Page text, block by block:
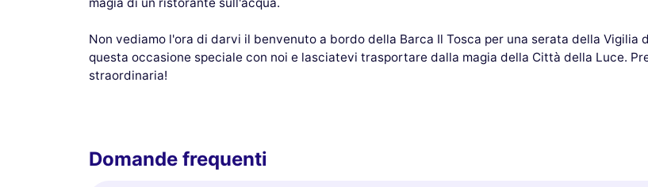
Non vediamo l'ora di darvi il benvenuto a bordo della Barca Il Tosca per una serata della
questa occasione speciale con noi e lasciatevi trasportare dalla magia della Città della Luce.
straordinaria!
Domande frequenti